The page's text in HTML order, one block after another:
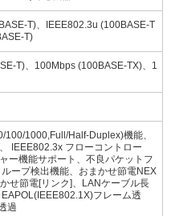
T)、IEEE802.3u (100BASE-T
T)
T)、100Mbps (100BASE-TX)、1
1000,Full/Half-Duplex)機能、
IEEE802.3x フローコントロー
ー機能サポート、不良パケットフ
ープ検出機能、おまかせ節電NEX
せ節電[リンク]、LANケーブル長
フレーム透
過